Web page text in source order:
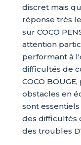
discret mais
réponse très
sur COCO
attention
performant à
difficultés de
COCO
obstacles en
sont
des difficultés
des troubles